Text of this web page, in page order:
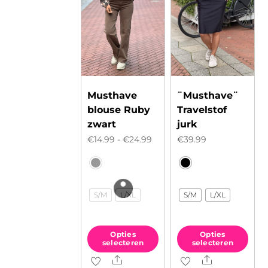
Musthave
blouse Ruby
zwart
€14.99 - €24.99 Prijsklasse:
€24.99
S/M L/XL
Opties
selecteren
Dit
Share
¨Musthave¨
Travelstof
jurk
€39.99
S/M L/XL
Opties
selecteren
Dit
Share